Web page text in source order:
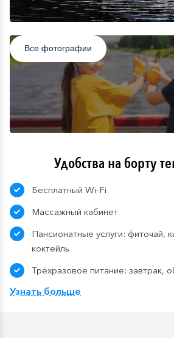
Классическая и эстрадная
саксофон/ скрипка/ гитара/ баян/
Мастер-классы по прикладному
Театральные гостиные;
Танцевальные мастер-классы;
Детская анимация.
Все фотографии
Удобства на борту
Бесплатный Wi-Fi
Массажный кабинет
Пансионатные услуги: фиточай,
коктейль
Трёхразовое питание: завтрак,
Узнать больше